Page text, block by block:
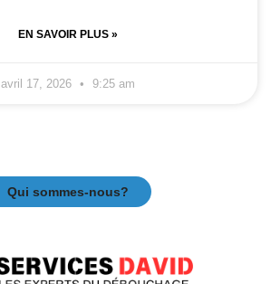
EN SAVOIR PLUS »
avril 17, 2026 9:25 am
Qui sommes-nous?